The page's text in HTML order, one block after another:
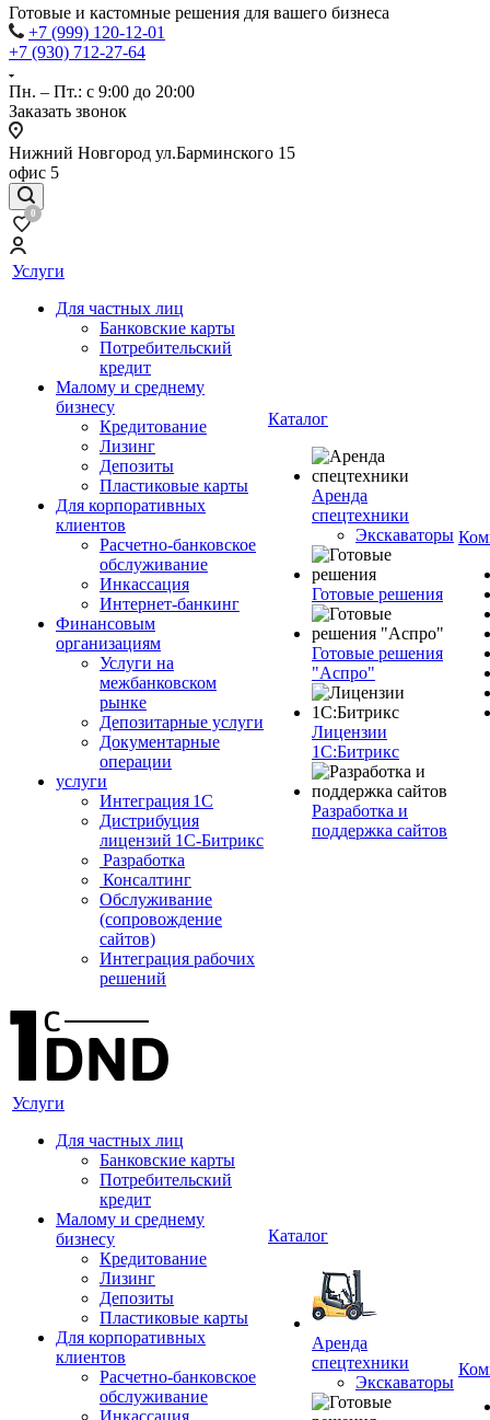
Готовые и кастомные решения для вашего бизнеса
+7 (999) 120-12-01
+7 (930) 712-27-64
Пн. – Пт.: с 9:00 до 20:00
Заказать звонок
Нижний Новгород ул.Барминского 15
офис 5
0
Услуги
Для частных лиц
Банковские карты
Потребительский
кредит
Малому и среднему
бизнесу
Кредитование
Лизинг
Депозиты
Пластиковые карты
Для корпоративных
клиентов
Расчетно-банковское
обслуживание
Инкассация
Интернет-банкинг
Финансовым
организациям
Услуги на
межбанковском
рынке
Депозитарные услуги
Документарные
операции
услуги
Интеграция 1С
Дистрибуция
лицензий 1С‑Битрикс
Разработка
Консалтинг
Обслуживание
(сопровождение
сайтов)
Интеграция рабочих
решений
Каталог
Аренда
спецтехники
Экскаваторы
Готовые решения
Готовые решения
"Аспро"
Лицензии
1С:Битрикс
Разработка и
поддержка сайтов
Услуги
Для частных лиц
Банковские карты
Потребительский
кредит
Малому и среднему
бизнесу
Кредитование
Лизинг
Депозиты
Пластиковые карты
Для корпоративных
клиентов
Расчетно-банковское
обслуживание
Инкассация
Каталог
Аренда
спецтехники
Экскаваторы